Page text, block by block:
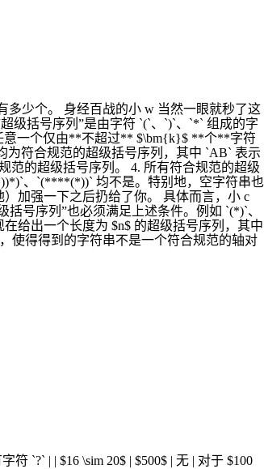
多少个。 身经百战的小 w 当然一眼就秒了这
级括号序列”是由字符 `(`、`)`、`*` 组成的字
意一个仅由**不超过** $\bm{k}$ **个**字符
为符合规范的超级括号序列，其中 `AB` 表示
范的超级括号序列。 4. 所有符合规范的超级
、`(****(*))` 均不是。特别地，空字符串也
加强一下之后扔给了你。 具体而言，小 c
号序列”也必须满足上述条件。例如 `(*)`、
给出一个长度为 $n$ 的超级括号序列，其中
使得得到的字符串不是一个符合规范的轴对
符 `?` | | $16 \sim 20$ | $500$ | 无 | 对于 $100